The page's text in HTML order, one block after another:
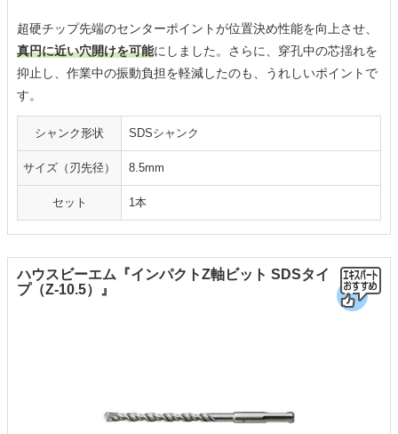
超硬チップ先端のセンターポイントが位置決め性能を向上させ、
真円に近い穴開けを可能にしました。さらに、穿孔中の芯揺れを
抑止し、作業中の振動負担を軽減したのも、うれしいポイントで
す。
シャンク形状 SDSシャンク
サイズ（刃先径） 8.5mm
セット 1本
ハウスビーエム『インパクトZ軸ビット SDSタイ
プ（Z-10.5）』